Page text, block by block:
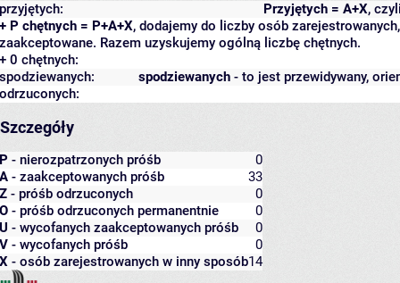
Przyjętych = A+X,
przyjętych:
+ P chętnych = P+A+X, dodajemy do liczby osób
zaakceptowane. Razem uzyskujemy ogólną liczbę chętnych.
+ 0 chętnych:
spodziewanych - to jest przewidywany,
spodziewanych:
odrzuconych:
Szczegóły
P - nierozpatrzonych próśb
0
A - zaakceptowanych próśb
33
Z - próśb odrzuconych
0
O - próśb odrzuconych permanentnie
0
U - wycofanych zaakceptowanych próśb
0
V - wycofanych próśb
0
X - osób zarejestrowanych w inny sposób14